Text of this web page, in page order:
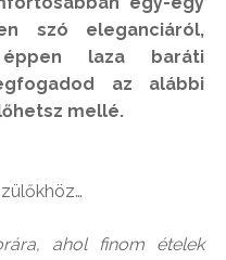
szó eleganciáról,
éppen laza baráti
az alábbi
mellé.
ahol finom ételek